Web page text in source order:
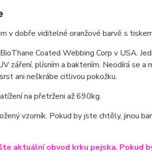
v dobře viditelné oranžové barvě s
Coated Webbing Corp v USA.
záření, plísním a bakteriím. Neodírá se
ani neškrábe citlivou pokožku.
na přetrženi až 690kg.
vzorník. Pokud by jste chtěly, jinou
aktuální obvod krku pejska.